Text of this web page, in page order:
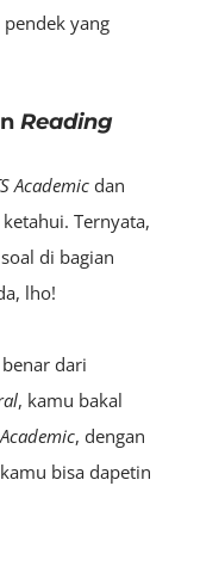
yang
Reading
Academic dan
Ternyata,
di bagian
lho!
dari
, kamu bakal
Academic, dengan
bisa dapetin